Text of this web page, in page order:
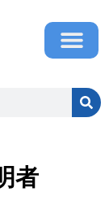
者